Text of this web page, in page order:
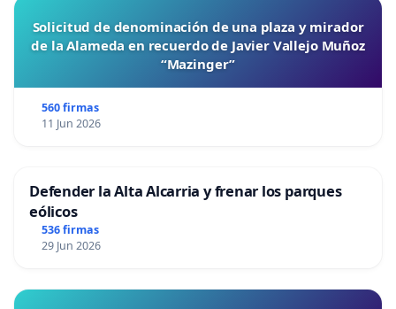
Solicitud de denominación de una plaza y mirador
de la Alameda en recuerdo de Javier Vallejo Muñoz
“Mazinger”
560 firmas
11 Jun 2026
Defender la Alta Alcarria y frenar los parques
eólicos
536 firmas
29 Jun 2026